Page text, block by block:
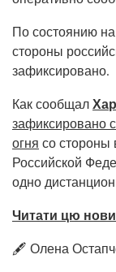
По состоянию на
стороны
зафиксировано.
Как сообщал
зафиксировано
огня со
Российской
одно
Читати цю
🖋️ Олена